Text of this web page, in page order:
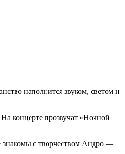
наполнится звуком, светом и
концерте прозвучат «Ночной
знакомы с творчеством Андро —